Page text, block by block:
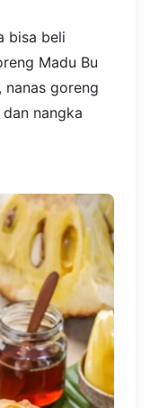
bisa beli
Madu Bu
goreng
nangka